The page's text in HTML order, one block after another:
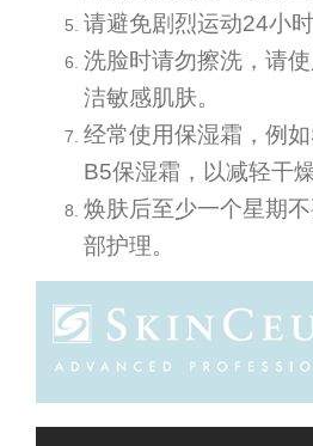
请避免剧烈运动24小时
洗脸时请勿擦洗，请
洁敏感肌肤。
经常使用保湿霜，例
B5保湿霜，以减轻干
焕肤后至少一个星期
部护理。